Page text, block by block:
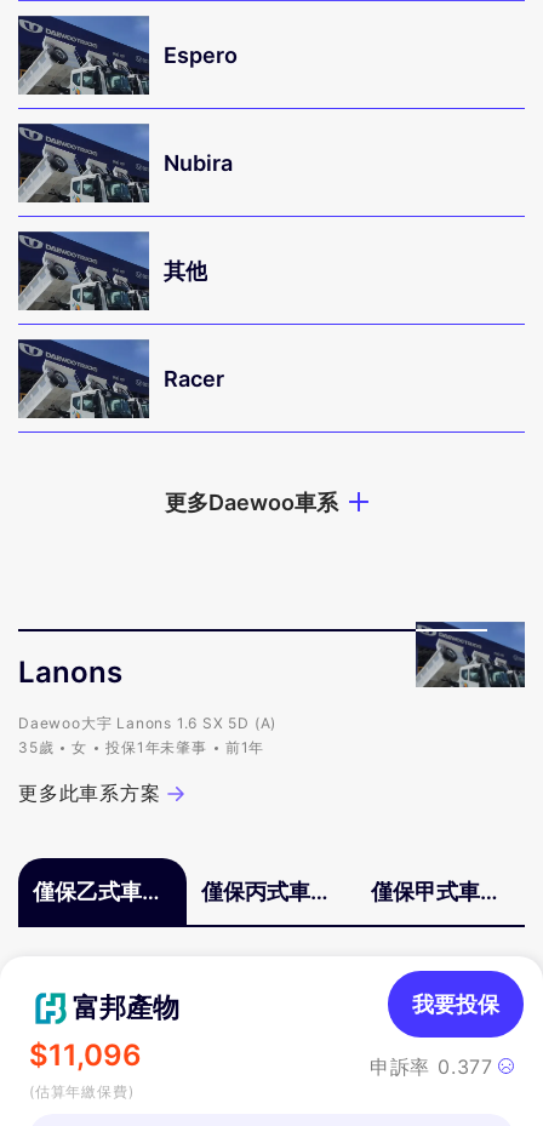
Espero
Nubira
其他
Racer
更多Daewoo車系
Racer
Tacuma
其他
Lanons
Daewoo大宇 Lanons 1.6 SX 5D (A)
35歲
女 投保1年未肇事 前1年
更多此車系方案
僅保乙式車體
險
僅保丙式車體
險
僅保甲式車體
險
富邦產物
$11,096
(估算年繳保費)
申訴率 0.377
我要投保